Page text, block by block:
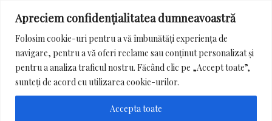
Apreciem confidențialitatea dumneavoastră
Folosim cookie-uri pentru a vă îmbunătăți experiența de
navigare, pentru a vă oferi reclame sau conținut personalizat și
pentru a analiza traficul nostru. Făcând clic pe „Accept toate”,
sunteți de acord cu utilizarea cookie-urilor.
Accepta toate
Menu
Search
for: